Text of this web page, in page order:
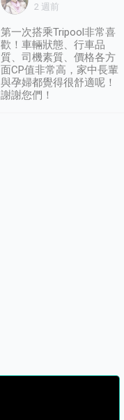
2 週前
第一次搭乘Tripool非常喜
歡！車輛狀態、行車品
質、司機素質、價格各方
面CP值非常高，家中長輩
與孕婦都覺得很舒適呢！
謝謝您們！